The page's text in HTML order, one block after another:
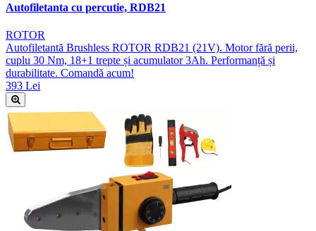
Autofiletanta cu percutie, RDB21
ROTOR
Autofiletantă Brushless ROTOR RDB21 (21V). Motor fără perii,
cuplu 30 Nm, 18+1 trepte și acumulator 3Ah. Performanță și
durabilitate. Comandă acum!
393 Lei